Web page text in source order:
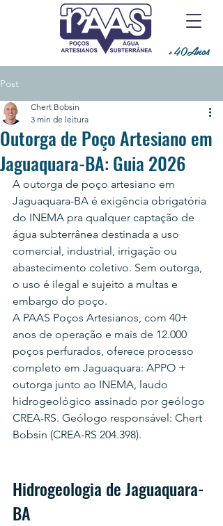
+40Anos
Post
Outorga de Poço Artesiano em
Jaguaquara-BA: Guia 2026
Chert Bobsin
3 min de leitura
A outorga de poço artesiano em
Jaguaquara-BA é exigência obrigatória
do INEMA pra qualquer captação de
água subterrânea destinada a uso
comercial, industrial, irrigação ou
abastecimento coletivo. Sem outorga,
o uso é ilegal e sujeito a multas e
embargo do poço.
A PAAS Poços Artesianos, com 40+
anos de operação e mais de 12.000
poços perfurados, oferece processo
completo em Jaguaquara: APPO +
outorga junto ao INEMA, laudo
hidrogeológico assinado por geólogo
CREA-RS. Geólogo responsável: Chert
Bobsin (CREA-RS 204.398).
Hidrogeologia de Jaguaquara-
BA